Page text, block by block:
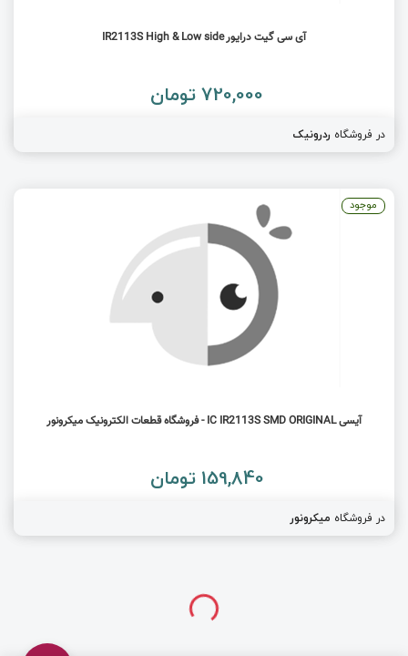
آی سی گیت درایور IR2113S High & Low side
720,000 تومان
در فروشگاه ردرونیک
آیسی IC IR2113S SMD ORIGINAL - فروشگاه قطعات الکترونیک میکرونور
159,840 تومان
در فروشگاه میکرونور
موجود